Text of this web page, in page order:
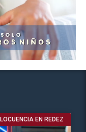
EN REDEZ